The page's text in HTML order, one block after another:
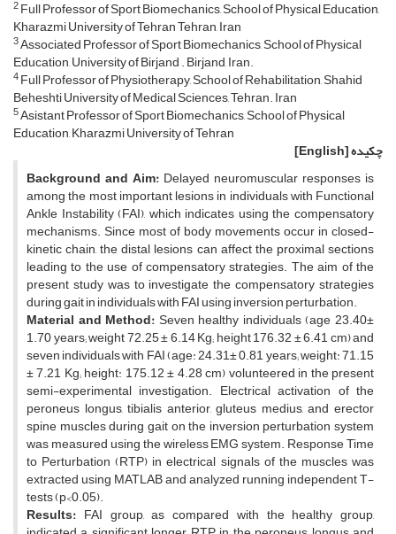
2Full Professor of Sport Biomechanics, School of Physical Education,
Kharazmi University of Tehran Tehran, Iran
3Associated Professor of Sport Biomechanics, School of Physical
Education, University of Birjand . Birjand, Iran.
4Full Professor of Physiotherapy, School of Rehabilitation, Shahid
Beheshti University of Medical Sciences, Tehran. Iran
5Asistant Professor of Sport Biomechanics, School of Physical
Education, Kharazmi University of Tehran
چکیده[English]
Background and Aim: Delayed neuromuscular responses is
among the most important lesions in individuals with Functional
Ankle Instability (FAI), which indicates using the compensatory
mechanisms. Since most of body movements occur in closed-
kinetic chain, the distal lesions can affect the proximal sections
leading to the use of compensatory strategies. The aim of the
present study was to investigate the compensatory strategies
during gait in individuals with FAI using inversion perturbation.
Material and Method:Seven healthy individuals (age 23.40±
1.70 years; weight 72.25 ± 6.14 Kg; height 176.32 ± 6.41 cm) and
seven individuals with FAI (age: 24.31± 0.81 years; weight: 71.15
± 7.21 Kg; height: 175.12 ± 4.28 cm) volunteered in the present
semi-experimental investigation. Electrical activation of the
peroneus longus, tibialis anterior, gluteus medius, and erector
spine muscles during gait on the inversion perturbation system
was measured using the wireless EMG system. Response Time
to Perturbation (RTP) in electrical signals of the muscles was
extracted using MATLAB and analyzed running independent T-
tests (p<0.05).
Results: FAI group, as compared with the healthy group,